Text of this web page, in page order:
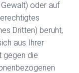
oder auf
Dritten) beruht,
aus Ihrer
gegen die